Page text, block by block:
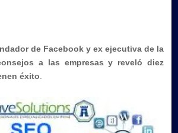
tienen
éxito
Media
de Facebook y ex ejecutiva de la
a las empresas y reveló diez
éxito